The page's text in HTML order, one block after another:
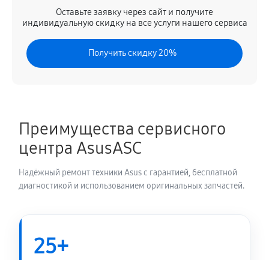
60 минут
Ремонт блока управления
630 руб 60 минут
Замена электронных компонентов
1710 руб
Оставьте заявку через сайт и получите
индивидуальную скидку на все услуги нашего сервиса
Получить скидку 20%
Преимущества сервисного
центра AsusASC
Надёжный ремонт техники Asus с гарантией, бесплатной
диагностикой и использованием оригинальных запчастей.
25+